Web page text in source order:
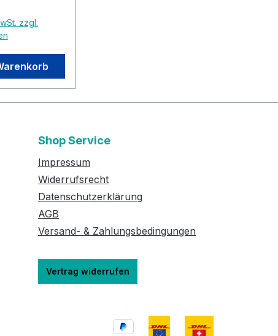
Rechnung
senden
an
Die
des
oder durch
ersetzt
des
zzgl.
Shop Service
Impressum
Widerrufsrecht
Datenschutzerklärung
AGB
Versand- & Zahlungsbedingungen
Vertrag widerrufen